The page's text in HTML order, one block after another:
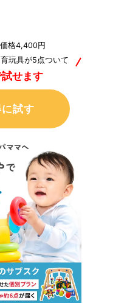
格4,400円
玩具が5点ついて
せます
試す